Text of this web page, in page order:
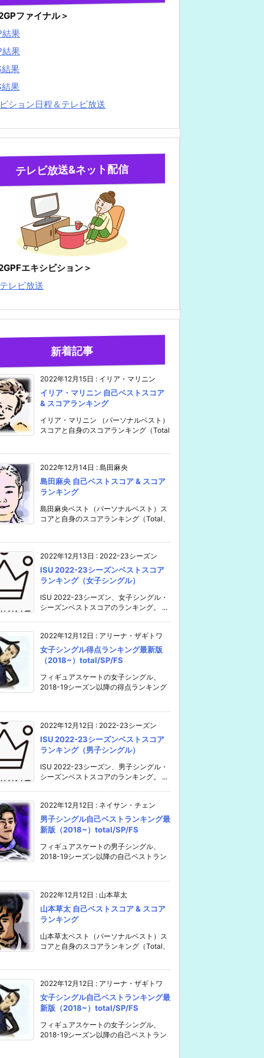
ファイナル＞
結果
結果
果
果
ション日程＆テレビ放送
テレビ放送&ネット配信
エキシビション＞
レビ放送
新着記事
2022年12月15日 : イリア・マリニン
イリア・マリニン 自己ベストスコア
& スコアランキング
イリア・マリニン （パーソナルベスト）
スコアと自身のスコアランキング（Total
2022年12月14日 : 島田麻央
島田麻央 自己ベストスコア & スコア
ランキング
島田麻央ベスト（パーソナルベスト）ス
コアと自身のスコアランキング（Total、
2022年12月13日 : 2022-23シーズン
ISU 2022-23シーズンベストスコア
ランキング（女子シングル）
ISU 2022-23シーズン、女子シングル・
シーズンベストスコアのランキング。 ...
2022年12月12日 : アリーナ・ザギトワ
女子シングル得点ランキング最新版
（2018~）total/SP/FS
フィギュアスケートの女子シングル、
2018-19シーズン以降の得点ランキング
2022年12月12日 : 2022-23シーズン
ISU 2022-23シーズンベストスコア
ランキング（男子シングル）
ISU 2022-23シーズン、男子シングル・
シーズンベストスコアのランキング。 ...
2022年12月12日 : ネイサン・チェン
男子シングル自己ベストランキング最
新版（2018~）total/SP/FS
フィギュアスケートの男子シングル、
2018-19シーズン以降の自己ベストラン
2022年12月12日 : 山本草太
山本草太 自己ベストスコア & スコア
ランキング
山本草太ベスト（パーソナルベスト）ス
コアと自身のスコアランキング（Total、
2022年12月12日 : アリーナ・ザギトワ
女子シングル自己ベストランキング最
新版（2018~）total/SP/FS
フィギュアスケートの女子シングル、
2018-19シーズン以降の自己ベストラン